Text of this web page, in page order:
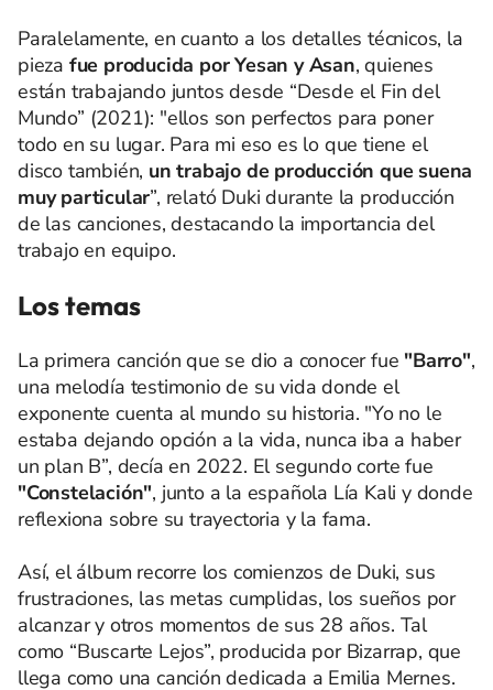
Paralelamente, en cuanto a los detalles técnicos, la
pieza fue producida por Yesan y Asan, quienes
están trabajando juntos desde “Desde el Fin del
Mundo” (2021): "ellos son perfectos para poner
todo en su lugar. Para mi eso es lo que tiene el
disco también, un trabajo de producción que suena
muy particular”, relató Duki durante la producción
de las canciones, destacando la importancia del
trabajo en equipo.
Los temas
La primera canción que se dio a conocer fue "Barro",
una melodía testimonio de su vida donde el
exponente cuenta al mundo su historia. "Yo no le
estaba dejando opción a la vida, nunca iba a haber
un plan B”, decía en 2022. El segundo corte fue
"Constelación", junto a la española Lía Kali y donde
reflexiona sobre su trayectoria y la fama.
Así, el álbum recorre los comienzos de Duki, sus
frustraciones, las metas cumplidas, los sueños por
alcanzar y otros momentos de sus 28 años. Tal
como “Buscarte Lejos”, producida por Bizarrap, que
llega como una canción dedicada a Emilia Mernes.